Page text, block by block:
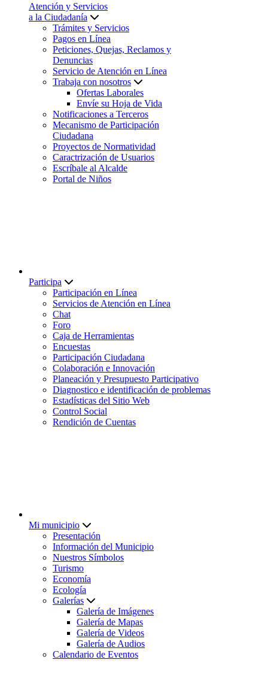
Atención y Servicios
a la Ciudadanía
Trámites y Servicios
Pagos en Línea
Peticiones, Quejas, Reclamos y
Denuncias
Servicio de Atención en Línea
Trabaja con nosotros
Ofertas Laborales
Envíe su Hoja de Vida
Notificaciones a Terceros
Mecanismo de Participación
Ciudadana
Proyectos de Normatividad
Caractrización de Usuarios
Escríbale al Alcalde
Portal de Niños
Participa
Participación en Línea
Servicios de Atención en Línea
Chat
Foro
Caja de Herramientas
Encuestas
Participación Ciudadana
Colaboración e Innovación
Planeación y Presupuesto Participativo
Diagnostico e identificación de problemas
Estadísticas del Sitio Web
Control Social
Rendición de Cuentas
Mi municipio
Presentación
Información del Municipio
Nuestros Símbolos
Turismo
Economía
Ecología
Galerías
Galería de Imágenes
Galería de Mapas
Galería de Videos
Galería de Audios
Calendario de Eventos